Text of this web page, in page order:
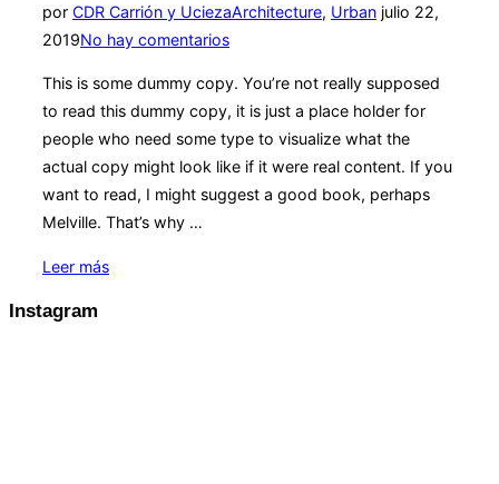
por CDR Carrión y UciezaArchitecture, UrbanPublicado
julio 22,
2019No hay comentarios
This is some dummy copy. You’re not really supposed
to read this dummy copy, it is just a place holder for
people who need some type to visualize what the
actual copy might look like if it were real content. If you
want to read, I might suggest a good book, perhaps
Melville. That’s why …
Leer más«City
Instagram